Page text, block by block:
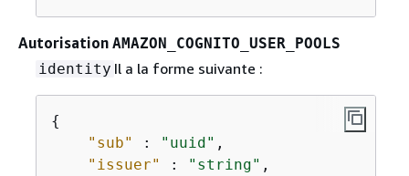
Autorisation AMAZON_COGNITO_USER_POOLS
identity Il a la forme suivante :
{
"sub"
: "uuid" ,
"issuer"
: "string" ,